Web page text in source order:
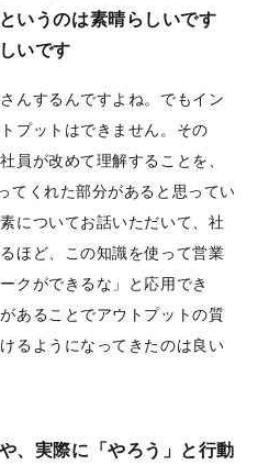
いうのは素晴らしいです
いです
んするんですよね。でもイン
プットはできません。その
員が改めて理解することを、
てくれた部分があると思ってい
についてお話いただいて、社
ほど、この知識を使って営業
クができるな」と応用でき
あることでアウトプットの質
るようになってきたのは良い
、実際に「やろう」と行動